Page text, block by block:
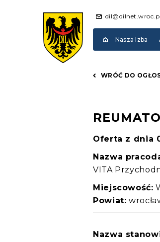
dil@dilnet.wroc.pl
Nasza Izba
WRÓĆ DO
Oferta z dnia
Nazwa
VITA
Miejscowość:
Powiat:
Nazwa